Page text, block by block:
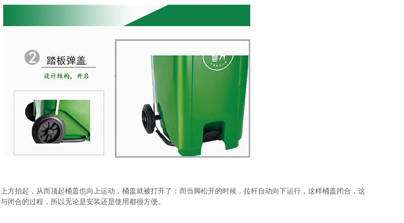
方抬起，从而顶起桶盖也向上运动，桶盖就被打开了；而当脚松开的时候，拉杆自动向下运行，这样桶盖闭合，这
闭合的过程，所以无论是安装还是使用都很方便。